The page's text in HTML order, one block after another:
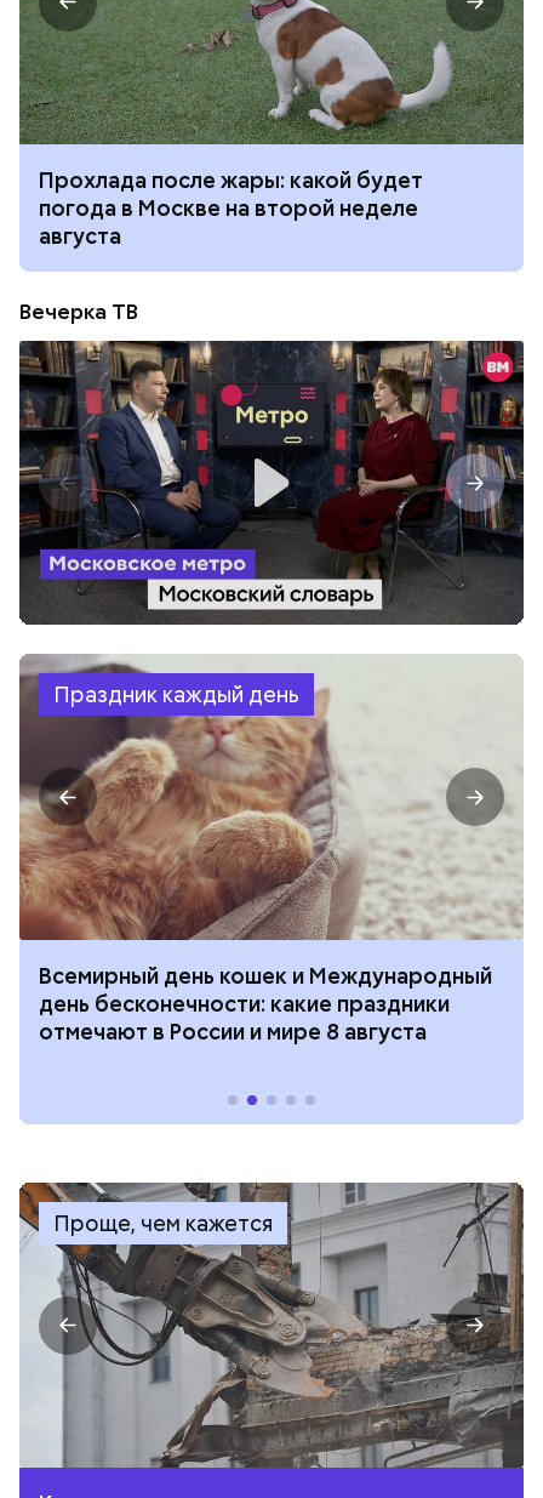
Прохлада после жары: какой будет
погода в Москве на второй неделе
августа
Вечерка ТВ
Праздник каждый день
Всемирный день кошек и Международный
день бесконечности: какие праздники
отмечают в России и мире 8 августа
Проще, чем кажется